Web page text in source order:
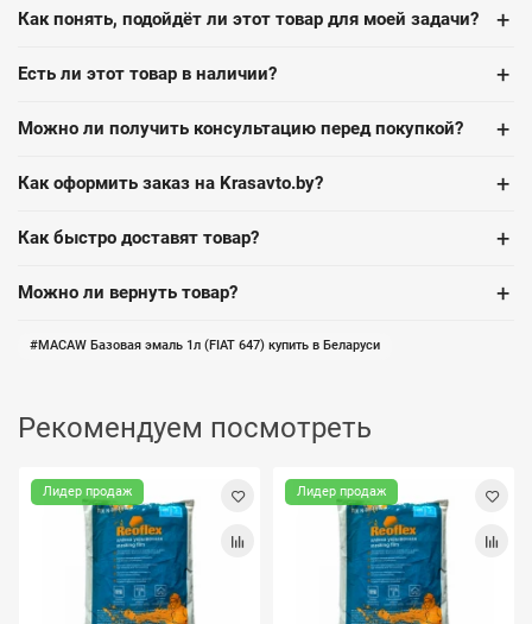
Как понять, подойдёт ли этот товар для моей задачи? +
Есть ли этот товар в наличии? +
Можно ли получить консультацию перед покупкой? +
Как оформить заказ на Krasavto.by? +
Как быстро доставят товар? +
Можно ли вернуть товар? +
MACAW Базовая эмаль 1л (FIAT 647) купить в Беларуси
Рекомендуем посмотреть
Лидер продаж Лидер продаж